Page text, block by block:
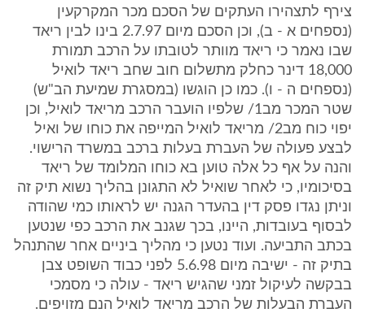
צירף לתצהירו העתקים של הסכם מכר המקרקעין
(נספחים א - ב), וכן הסכם מיום 2.7.97 בינו לבין ריאד
שבו נאמר כי ריאד מוותר לטובתו על הרכב תמורת
18,000 דינר כחלק מתשלום חוב שחב ריאד לואיל
(נספחים ה - ו). כמו כן הוגשו (במסגרת שמיעת הב"ש)
שטר המכר מב1/ שלפיו הועבר הרכב מריאד לואיל, וכן
יפוי כוח מב2/ מריאד לואיל המייפה את כוחו של ואיל
לבצע פעולה של העברת בעלות ברכב במשרד הרישוי.
והנה על אף כל אלה טוען בא כוחו המלומד של ריאד
בסיכומיו, כי לאחר שואיל לא התגונן בהליך נשוא תיק זה
וניתן נגדו פסק דין בהעדר הגנה יש לראותו כמי שהודה
לבסוף בעובדות, היינו, בכך שגנב את הרכב כפי שנטען
בכתב התביעה. ועוד נטען כי מהליך ביניים אחר שהתנהל
בתיק זה - ישיבה מיום 5.6.98 לפני כבוד השופט צבן
בבקשה לעיקול זמני שהגיש ריאד - עולה כי מסמכי
העברת הבעלות של הרכב מריאד לואיל הנם מזויפים.